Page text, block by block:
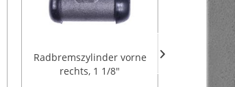
Radbremszylinder vorne
rechts, 1 1/8"